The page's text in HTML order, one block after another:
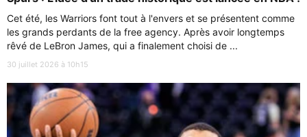
Cet été, les Warriors font tout à l'envers et se présentent comme
les grands perdants de la free agency. Après avoir longtemps
rêvé de LeBron James, qui a finalement choisi de ...
30 juillet 2026 à 10h15